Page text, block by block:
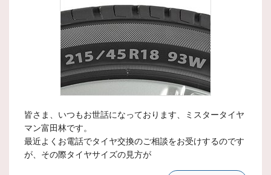
皆さま、いつもお世話になっております、ミスタータイヤ
マン富田林です。
最近よくお電話でタイヤ交換のご相談をお受けするのです
が、その際タイヤサイズの見方が